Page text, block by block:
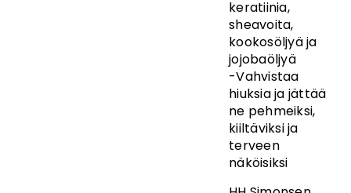
keratiinia,
sheavoita,
kookosöljyä ja
jojobaöljyä
-Vahvistaa
hiuksia ja jättää
ne pehmeiksi,
kiiltäviksi ja
terveen
näköisiksi